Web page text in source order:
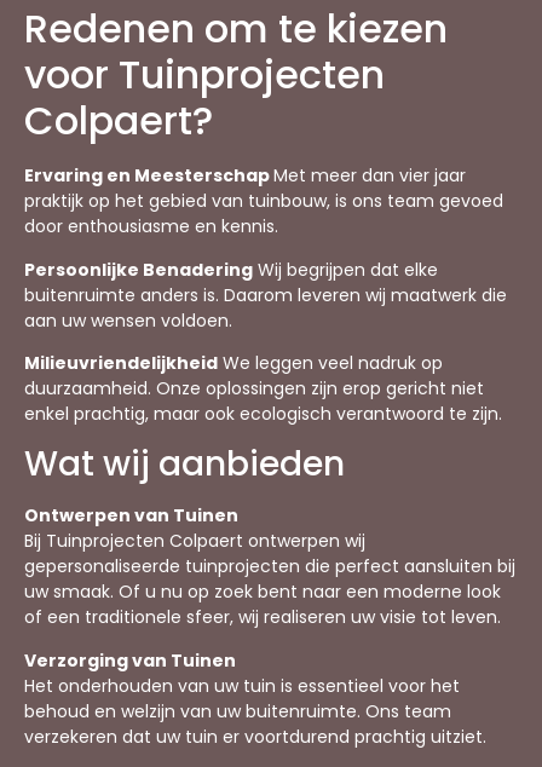
Redenen om te kiezen
voor Tuinprojecten
Colpaert?
Ervaring en MeesterschapMet meer dan vier jaar
praktijk op het gebied van tuinbouw, is ons team gevoed
door enthousiasme en kennis.
Persoonlijke Benadering Wij begrijpen dat elke
buitenruimte anders is. Daarom leveren wij maatwerk die
aan uw wensen voldoen.
Milieuvriendelijkheid We leggen veel nadruk op
duurzaamheid. Onze oplossingen zijn erop gericht niet
enkel prachtig, maar ook ecologisch verantwoord te zijn.
Wat wij aanbieden
Ontwerpen van Tuinen
Bij Tuinprojecten Colpaert ontwerpen wij
gepersonaliseerde tuinprojecten die perfect aansluiten bij
uw smaak. Of u nu op zoek bent naar een moderne look
of een traditionele sfeer, wij realiseren uw visie tot leven.
Verzorging van Tuinen
Het onderhouden van uw tuin is essentieel voor het
behoud en welzijn van uw buitenruimte. Ons team
verzekeren dat uw tuin er voortdurend prachtig uitziet.